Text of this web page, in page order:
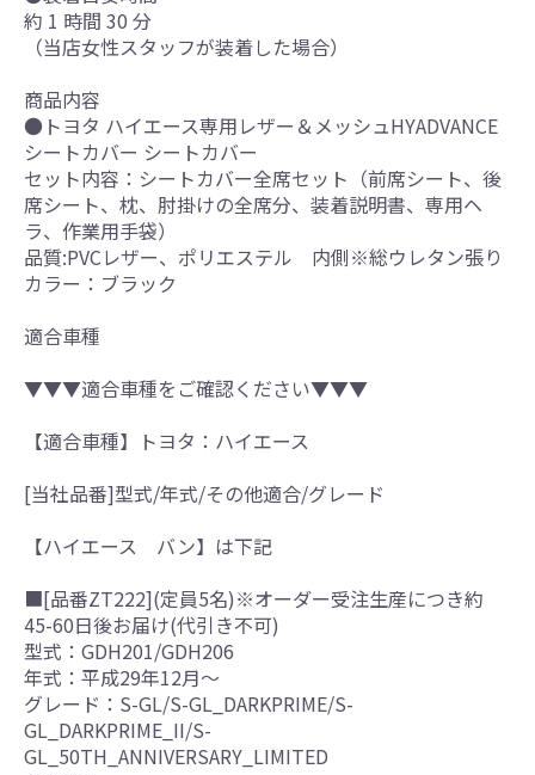
約 1 時間 30 分
（当店女性スタッフが装着した場合）
商品内容
●トヨタ ハイエース専用レザー＆メッシュHYADVANCE
シートカバー シートカバー
セット内容：シートカバー全席セット（前席シート、後
席シート、枕、肘掛けの全席分、装着説明書、専用ヘ
ラ、作業用手袋）
品質:PVCレザー、ポリエステル 内側※総ウレタン張り
カラー：ブラック
適合車種
▼▼▼適合車種をご確認ください▼▼▼
【適合車種】トヨタ：ハイエース
[当社品番]型式/年式/その他適合/グレード
【ハイエース バン】は下記
■[品番ZT222](定員5名)※オーダー受注生産につき約
45-60日後お届け(代引き不可)
型式：GDH201/GDH206
年式：平成29年12月～
グレード：S-GL/S-GL_DARKPRIME/S-
GL_DARKPRIME_II/S-
GL_50TH_ANNIVERSARY_LIMITED